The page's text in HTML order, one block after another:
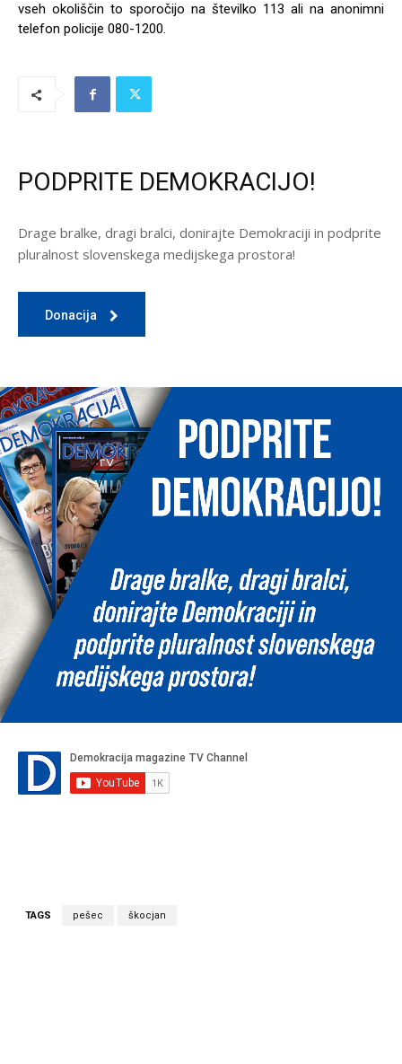
vseh okoliščin to sporočijo na številko 113 ali na anonimni
telefon policije 080-1200.
PODPRITE DEMOKRACIJO!
Drage bralke, dragi bralci, donirajte Demokraciji in podprite
pluralnost slovenskega medijskega prostora!
Donacija
TAGS pešec škocjan